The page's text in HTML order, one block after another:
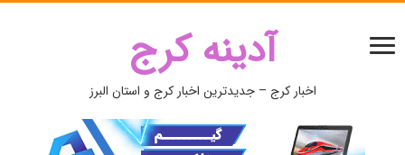
آدینه کرج
اخبار کرج – جدیدترین اخبار کرج و استان البرز